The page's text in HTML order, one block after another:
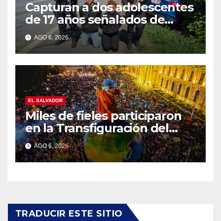
Capturan a dos adolescentes
de 17 años señalados de
intentar formar una pandilla
en Lourdes
AGO 6, 2026
EL SALVADOR
Miles de fieles participaron
en la Transfiguración del
Divino Salvador del Mundo
AGO 6, 2026
TRADUCIR ESTE SITIO